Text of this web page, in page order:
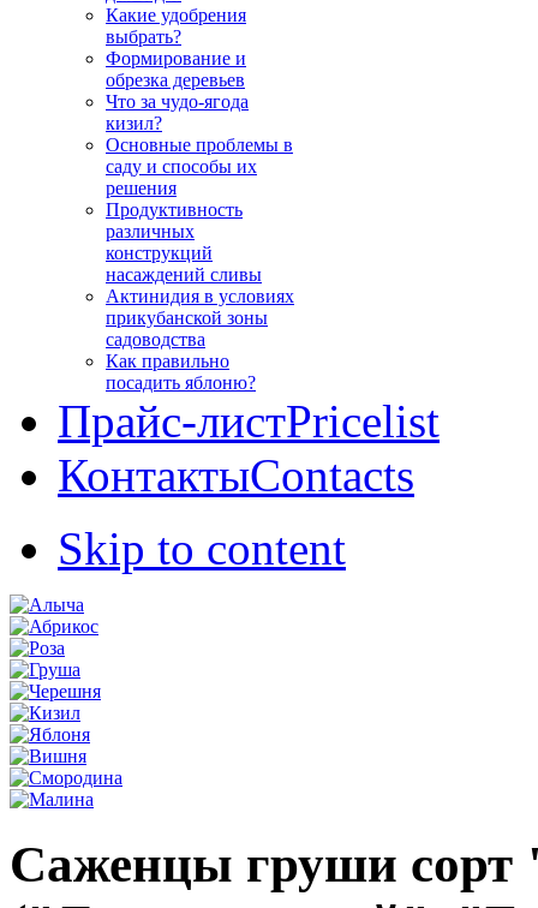
Какие удобрения
выбрать?
Формирование и
обрезка деревьев
Что за чудо-ягода
кизил?
Основные проблемы в
саду и способы их
решения
Продуктивность
различных
конструкций
насаждений сливы
Актинидия в условиях
прикубанской зоны
садоводства
Как правильно
посадить яблоню?
Прайс-листPricelist
КонтактыContacts
Skip to content
Саженцы груши